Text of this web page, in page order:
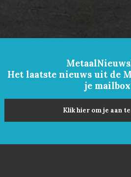
Het laatste nieuws uit de
je
Klik hier om je aan